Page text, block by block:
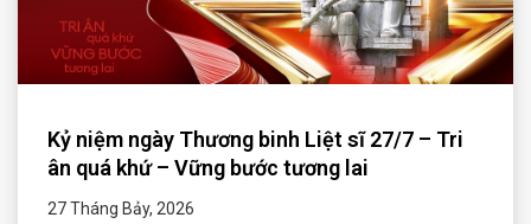
Kỷ niệm ngày Thương binh Liệt sĩ 27/7 – Tri
ân quá khứ – Vững bước tương lai
27 Tháng Bảy, 2026